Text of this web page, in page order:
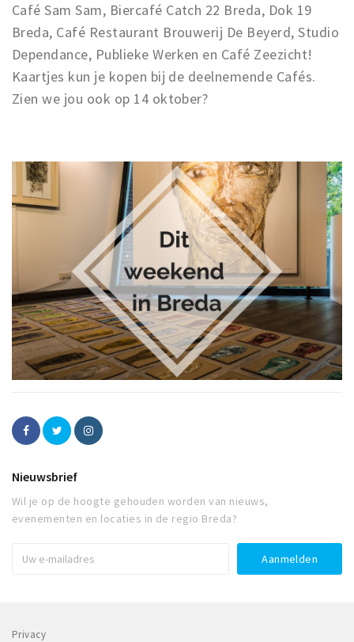
Café Sam Sam, Biercafé Catch 22 Breda, Dok 19
Breda, Café Restaurant Brouwerij De Beyerd, Studio
Dependance, Publieke Werken en Café Zeezicht!
Kaartjes kun je kopen bij de deelnemende Cafés.
Zien we jou ook op 14 oktober?
Nieuwsbrief
Wil je op de hoogte gehouden worden van nieuws,
evenementen en locaties in de regio Breda?
Privacy